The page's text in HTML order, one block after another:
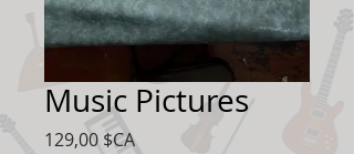
Music Pictures
129,00 $CAPrix